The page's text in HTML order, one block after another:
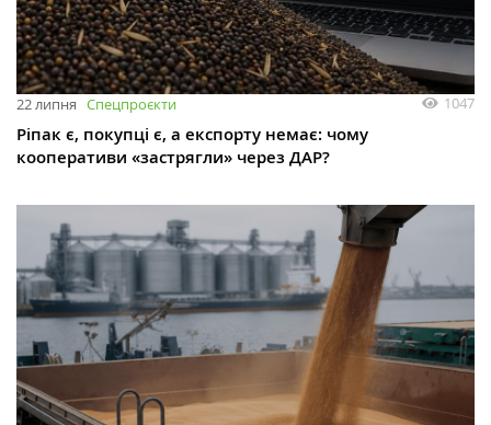
22 липня Спецпроєкти 1047
Ріпак є, покупці є, а експорту немає: чому
кооперативи «застрягли» через ДАР?